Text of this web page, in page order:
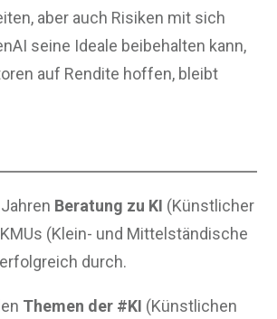
aber auch Risiken mit sich
seine Ideale beibehalten kann,
auf Rendite hoffen, bleibt
Beratung zu KI (Künstlicher
(Klein- und Mittelständische
durch.
Themen der #KI (Künstlichen